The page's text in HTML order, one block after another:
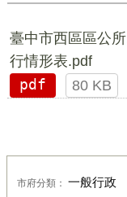
臺中市西區區公
行情形表.pdf
pdf
80 KB
市府分類： 一般行政